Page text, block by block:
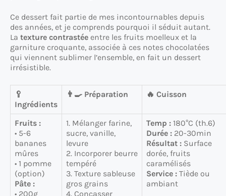
Ce dessert fait partie de mes incontournables depuis
des années, et je comprends pourquoi il séduit autant.
La texture contrastée entre les fruits moelleux et la
garniture croquante, associée à ces notes chocolatées
qui viennent sublimer l’ensemble, en fait un dessert
irrésistible.
🥄
Ingrédients
👨‍🍳 Préparation 🔥 Cuisson
Fruits :
• 5-6
bananes
mûres
• 1 pomme
(option)
Pâte :
• 200g
1. Mélanger farine,
sucre, vanille,
levure
2. Incorporer beurre
tempéré
3. Texture sableuse
gros grains
4. Concasser
Temp : 180°C (th.6)
Durée : 20-30min
Résultat : Surface
dorée, fruits
caramélisés
Service : Tiède ou
ambiant